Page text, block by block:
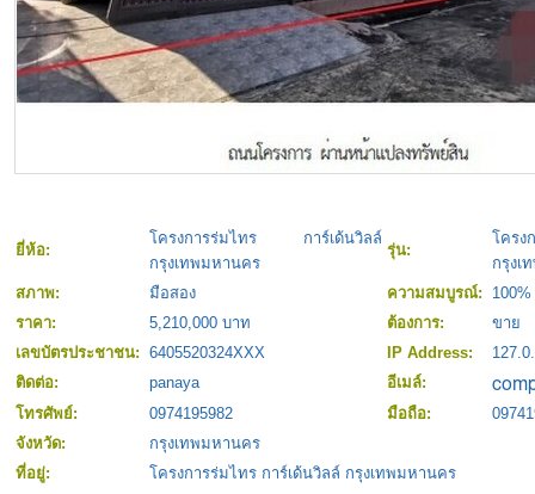
ยี่ห้อ:
โครงการร่มไทร การ์เด้นวิลล์
กรุงเทพมหานคร
รุ่น:
โค
กรุงเ
สภาพ:
มือสอง ความสมบูรณ์:
100%
ราคา:
5,210,000 บาท ต้องการ:
ขาย
เลขบัตรประชาชน: 6405520324XXX IP Address:
ติดต่อ:
panaya
อีเมล์:
โทรศัพย์:
0974195982 มือถือ:
จังหวัด:
กรุงเทพมหานคร
ที่อยู่:
โครงการร่มไทร การ์เด้นวิลล์ กรุงเทพมหานคร